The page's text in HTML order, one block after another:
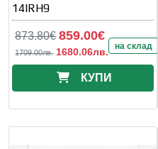
14IRH9
873.80€ 859.00€
1709.00лв. 1680.06лв. на склад
КУПИ